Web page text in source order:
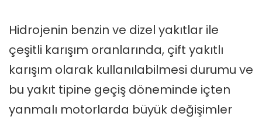
Hidrojenin benzin ve dizel yakıtlar ile
çeşitli karışım oranlarında, çift yakıtlı
karışım olarak kullanılabilmesi durumu ve
bu yakıt tipine geçiş döneminde içten
yanmalı motorlarda büyük değişimler